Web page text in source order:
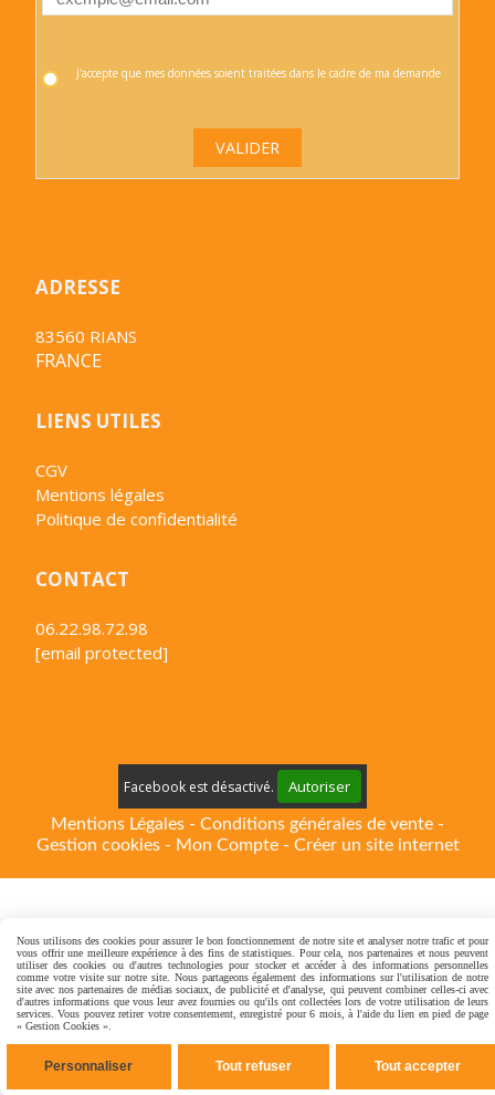
J'accepte que mes données soient traitées dans le cadre de ma demande
VALIDER
ADRESSE
83560 RIANS
FRANCE
LIENS UTILES
CGV
Mentions légales
Politique de confidentialité
CONTACT
06.22.98.72.98
[email protected]
Facebook est désactivé. Autoriser
Mentions Légales
Conditions générales de vente
Gestion cookies
Mon Compte Créer un site internet
Nous utilisons des cookies pour assurer le bon fonctionnement de notre site et analyser notre trafic et pour
vous offrir une meilleure expérience à des fins de statistiques. Pour cela, nos partenaires et nous peuvent
utiliser des cookies ou d'autres technologies pour stocker et accéder à des informations personnelles
comme votre visite sur notre site. Nous partageons également des informations sur l'utilisation de notre
site avec nos partenaires de médias sociaux, de publicité et d'analyse, qui peuvent combiner celles-ci avec
d'autres informations que vous leur avez fournies ou qu'ils ont collectées lors de votre utilisation de leurs
services. Vous pouvez retirer votre consentement, enregistré pour 6 mois, à l'aide du lien en pied de page
« Gestion Cookies ».
Personnaliser Tout refuser Tout accepter